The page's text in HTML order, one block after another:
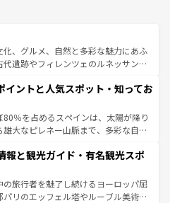
化、グルメ、自然と多彩な魅力にあふ
代遺跡やフィレンツェのルネッサンス
美しい田園風景やアマルフィ海岸の絶
逃せない。観光の合間には、本場の
絶品のイタリア料理を堪能することも
ら夜眠るまで、すべての瞬間を楽し
ア情報はコンテンツ一覧を参照してほ
イントと人気スポット・知ってお
80％を占めるスペインは、太陽が降り
大なピレネー山脈まで、多彩な自然
は、情熱的なフラメンコ、熱気あふ
しいタパスが生活の一部となってい
の洗練された雰囲気や、バルセロナの
ら、地方では古代ローマ遺跡や中世
報と観光ガイド・有名観光スポ
の旅行者を魅了し続けるヨーロッパ屈
リのエッフェル塔やルーブル美術館